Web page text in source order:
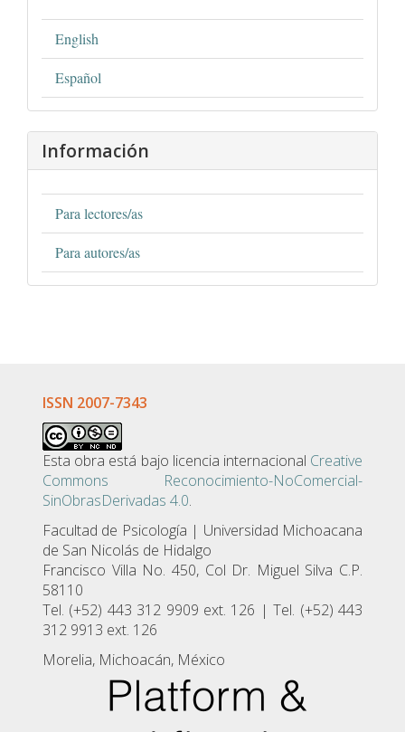
English
Español
Información
Para lectores/as
Para autores/as
ISSN 2007-7343
Esta obra está bajo licencia internacional Creative
Commons Reconocimiento-NoComercial-
SinObrasDerivadas 4.0.
Facultad de Psicologí­a | Universidad Michoacana
de San Nicolás de Hidalgo
Francisco Villa No. 450, Col Dr. Miguel Silva C.P.
58110
Tel. (+52) 443 312 9909 ext. 126 | Tel. (+52) 443
312 9913 ext. 126
Morelia, Michoacán, México